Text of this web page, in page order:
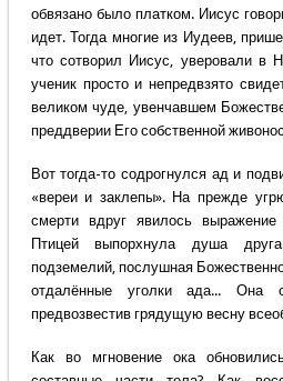
обвязано было платком. Иисус
идет. Тогда многие из Иудеев,
что сотворил Иисус, уверовали в
ученик просто и непредвзято
великом чуде, увенчавшем
преддверии Его собственной
Вот тогда-то содрогнулся ад и
«вереи и заклепы». На прежде
смерти вдруг явилось выражение
Птицей выпорхнула душа
подземелий, послушная
отдалённые уголки ада... Она
предвозвестив грядущую весну
Как во мгновение ока